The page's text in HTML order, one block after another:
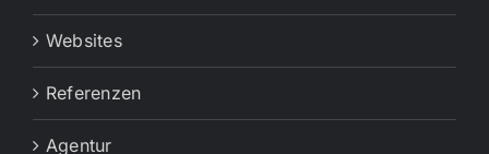
Websites
Referenzen
Agentur